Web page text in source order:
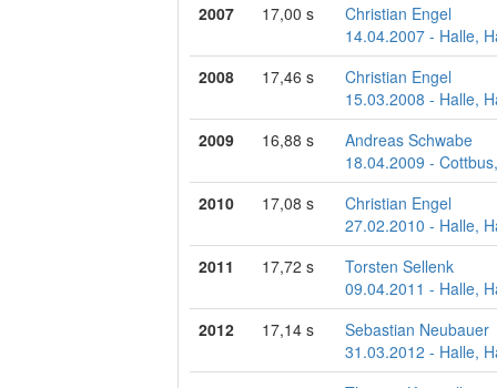
2007 17,00 s
Christian Engel
14.04.2007 - Halle,
2008
17,46 s
Christian Engel
15.03.2008 - Halle,
2009
16,88 s
Andreas Schwabe
18.04.2009 -
2010
17,08 s
Christian Engel
27.02.2010 - Halle,
2011
17,72 s
Torsten Sellenk
09.04.2011 - Halle,
2012
17,14 s
Sebastian Neubauer
31.03.2012 - Halle,